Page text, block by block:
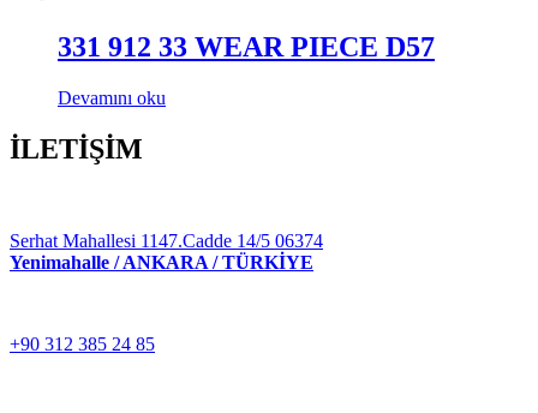
331 912 33 WEAR PIECE D57
Devamını oku
İLETİŞİM
Serhat Mahallesi 1147.Cadde 14/5 06374
Yenimahalle / ANKARA / TÜRKİYE
+90 312 385 24 85